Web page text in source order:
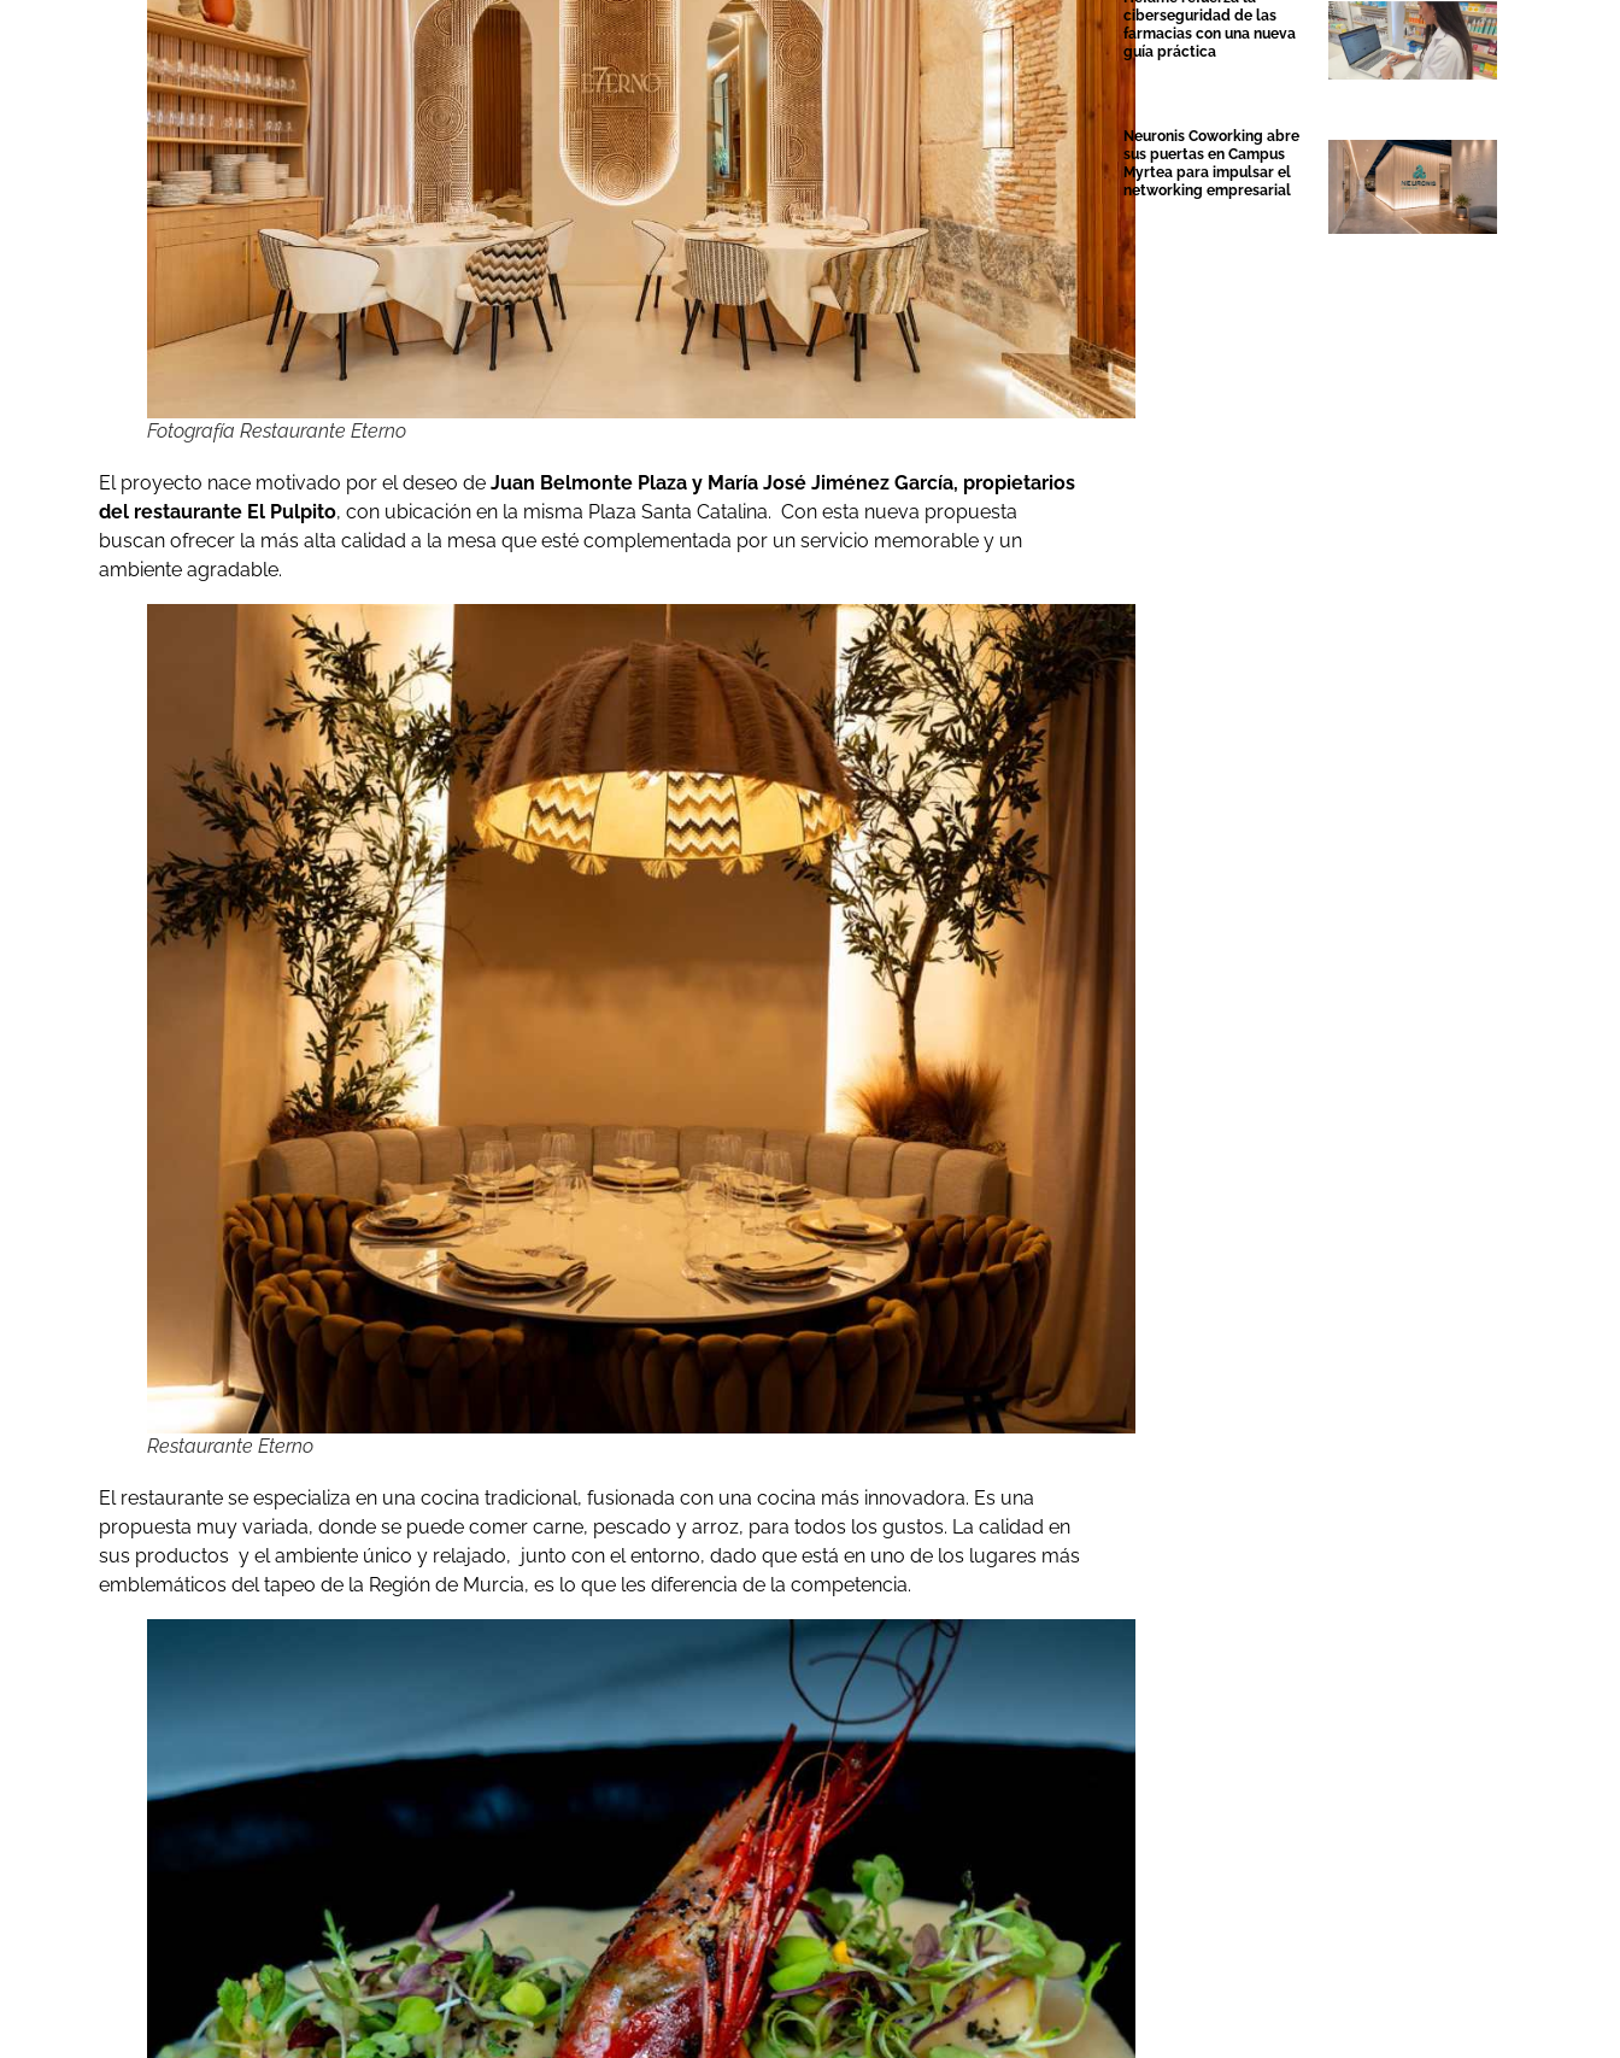
Fotografía Restaurante Eterno
El proyecto nace motivado por el deseo de Juan Belmonte Plaza y María José Jiménez García, propietarios
del restaurante El Pulpito, con ubicación en la misma Plaza Santa Catalina. Con esta nueva propuesta
buscan ofrecer la más alta calidad a la mesa que esté complementada por un servicio memorable y un
ambiente agradable.
Restaurante Eterno
El restaurante se especializa en una cocina tradicional, fusionada con una cocina más innovadora. Es una
propuesta muy variada, donde se puede comer carne, pescado y arroz, para todos los gustos. La calidad en
sus productos y el ambiente único y relajado, junto con el entorno, dado que está en uno de los lugares más
emblemáticos del tapeo de la Región de Murcia, es lo que les diferencia de la competencia.
ciberseguridad de las
farmacias con una nueva
guía práctica
Neuronis Coworking abre
sus puertas en Campus
Myrtea para impulsar el
networking empresarial